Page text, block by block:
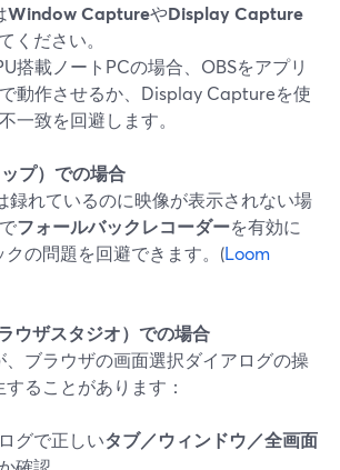
Window CaptureやDisplay Capture
ください。
搭載ノートPCの場合、OBSをアプリ
動作させるか、Display Captureを使
一致を回避します。
プ）での場合
録れているのに映像が表示されない場
フォールバックレコーダーを有効に
の問題を回避できます。(Loom
ウザスタジオ）での場合
ブラウザの画面選択ダイアログの操
ることがあります：
グで正しいタブ／ウィンドウ／全画面